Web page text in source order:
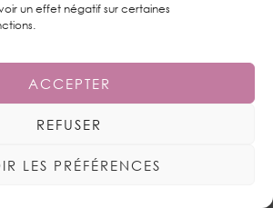
un effet négatif sur certaines
ACCEPTER
REFUSER
LES PRÉFÉRENCES
j’ai lu avec une grande attention ton
sur ton appareil et ses accessoires
tes photos elles sont canonissimes ! (avis
néanmoins de grande utilité :P)
lu/catalogué/enregistré !)
en prendre ? 😉